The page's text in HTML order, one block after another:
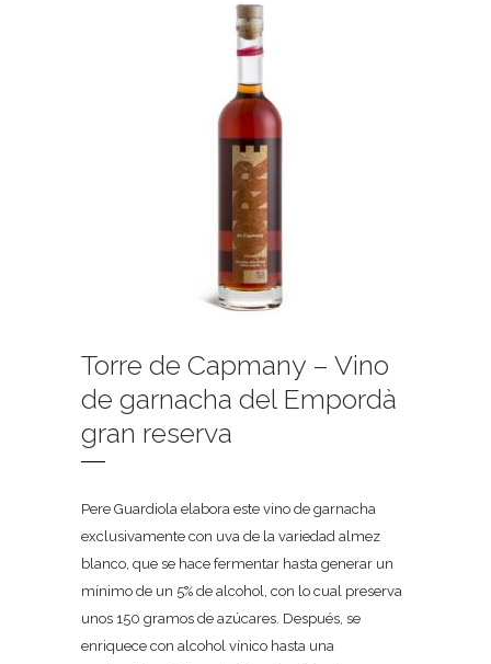
Torre de Capmany – Vino
de garnacha del Empordà
gran reserva
Pere Guardiola elabora este vino de garnacha
exclusivamente con uva de la variedad almez
blanco, que se hace fermentar hasta generar un
mínimo de un 5% de alcohol, con lo cual preserva
unos 150 gramos de azúcares. Después, se
enriquece con alcohol vínico hasta una